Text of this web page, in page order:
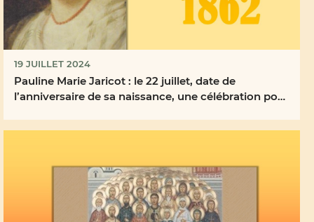
19 JUILLET 2024
Pauline Marie Jaricot : le 22 juillet, date de
l’anniversaire de sa naissance, une célébration pour